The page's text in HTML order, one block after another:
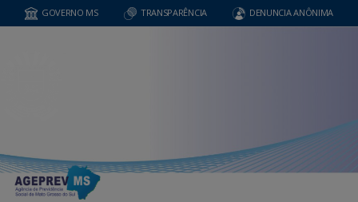
GOVERNO MS TRANSPARÊNCIA DENUNCIA ANÔNIMA